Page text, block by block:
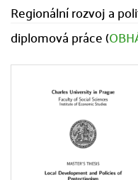
Regionální rozvoj a
diplomová práce (